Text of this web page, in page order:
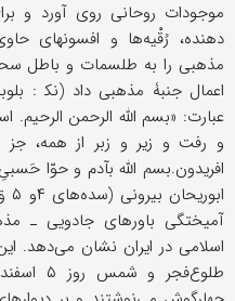
موجودات روحانی روی آورد و
دهنده، رُقْیه‌ها و افسونهای
مذهبی را به طلسمات و باطل
عبارت: «بسم الله الرحمن الرحیم.
و رفت و زیر و زبر از همه، جز
افریدون.بسم الله بآدم و حوّا
آمیختگی باورهای جادویی ـ
اسلامی در ایران نشان می‌دهد.